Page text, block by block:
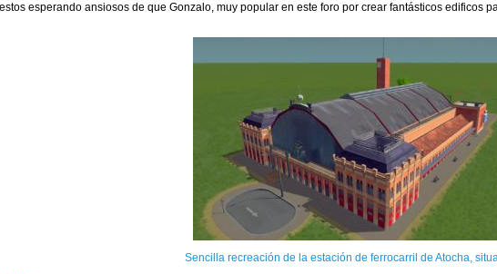
esperando ansiosos de que Gonzalo, muy popular en este foro por crear fantásticos edificos
Sencilla recreación de la estación de ferrocarril de Atocha,